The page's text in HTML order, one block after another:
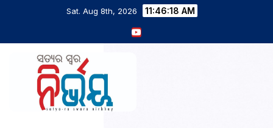
Sat. Aug 8th, 2026 11:46:18 AM